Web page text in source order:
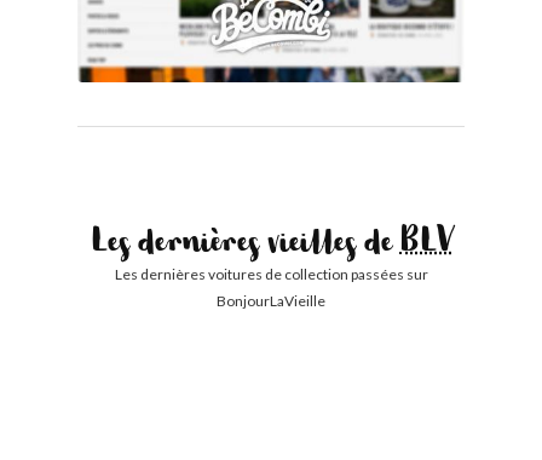
Les dernières vieilles deBLV
Les dernières voitures de collection passées sur
BonjourLaVieille